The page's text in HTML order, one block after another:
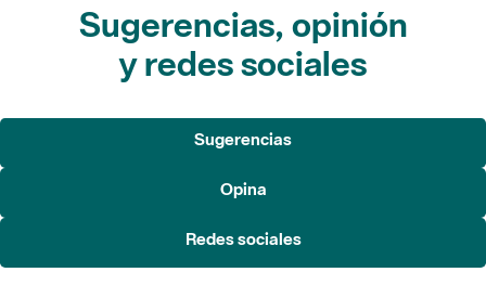
Sugerencias, opinión
y redes sociales
Sugerencias
Opina
Redes sociales